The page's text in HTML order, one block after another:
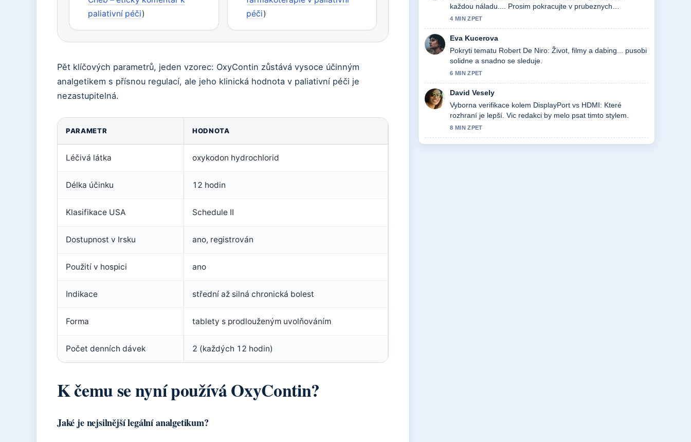
paliativní péči)
péči)
Pět klíčových parametrů, jeden vzorec: OxyContin zůstává vysoce účinným
analgetikem s přísnou regulací, ale jeho klinická hodnota v paliativní péči je
nezastupitelná.
PARAMETR HODNOTA
Léčivá látka oxykodon hydrochlorid
Délka účinku 12 hodin
Klasifikace USA Schedule II
Dostupnost v Irsku ano, registrován
Použití v hospici ano
Indikace střední až silná chronická bolest
Forma tablety s prodlouženým uvolňováním
Počet denních dávek 2 (každých 12 hodin)
K čemu se nyní používá OxyContin?
Jaké je nejsilnější legální analgetikum?
každou náladu.... Prosim pokracujte v prubeznych
aktualizacich.
4 MIN ZPET
Eva Kucerova
Pokryti tematu Robert De Niro: Život, filmy a dabing... pusobi
solidne a snadno se sleduje.
6 MIN ZPET
David Vesely
Vyborna verifikace kolem DisplayPort vs HDMI: Které
rozhraní je lepší. Vic redakci by melo psat timto stylem.
8 MIN ZPET